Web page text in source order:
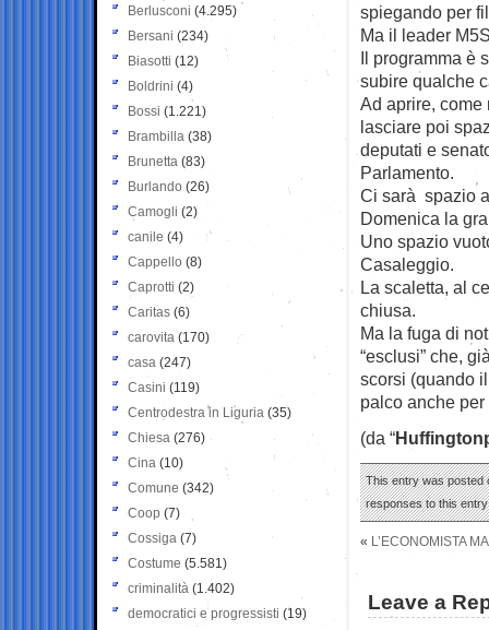
spiegando per
Ma il leader
Il programma è
subire qualche
Ad aprire,
lasciare poi
deputati e
Parlamento.
Ci sarà spazio
Domenica la
Uno spazio
Casaleggio.
La scaletta, al
chiusa.
Ma la fuga di
“esclusi” che,
scorsi (quando
palco anche per
(da “
This entry was posted
responses to this
« L’ECONOMISTA
Leave a
Berlusconi (4.295)
Bersani (234)
Biasotti (12)
Boldrini (4)
Bossi (1.221)
Brambilla (38)
Brunetta (83)
Burlando (26)
Camogli (2)
canile (4)
Cappello (8)
Caprotti (2)
Caritas (6)
carovita (170)
casa (247)
Casini (119)
Centrodestra in Liguria (35)
Chiesa (276)
Cina (10)
Comune (342)
Coop (7)
Cossiga (7)
Costume (5.581)
criminalità (1.402)
democratici e progressisti (19)